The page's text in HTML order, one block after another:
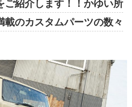
ご紹介します！！かゆい所
載のカスタムパーツの数々